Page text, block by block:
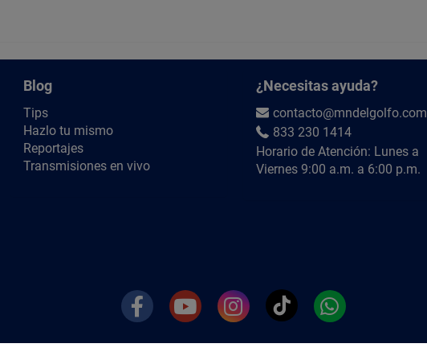
Blog
Tips
Hazlo tu mismo
Reportajes
Transmisiones en vivo
¿Necesitas ayuda?
contacto@mndelgolfo.com
833 230 1414
Horario de Atención: Lunes a
Viernes 9:00 a.m. a 6:00 p.m.